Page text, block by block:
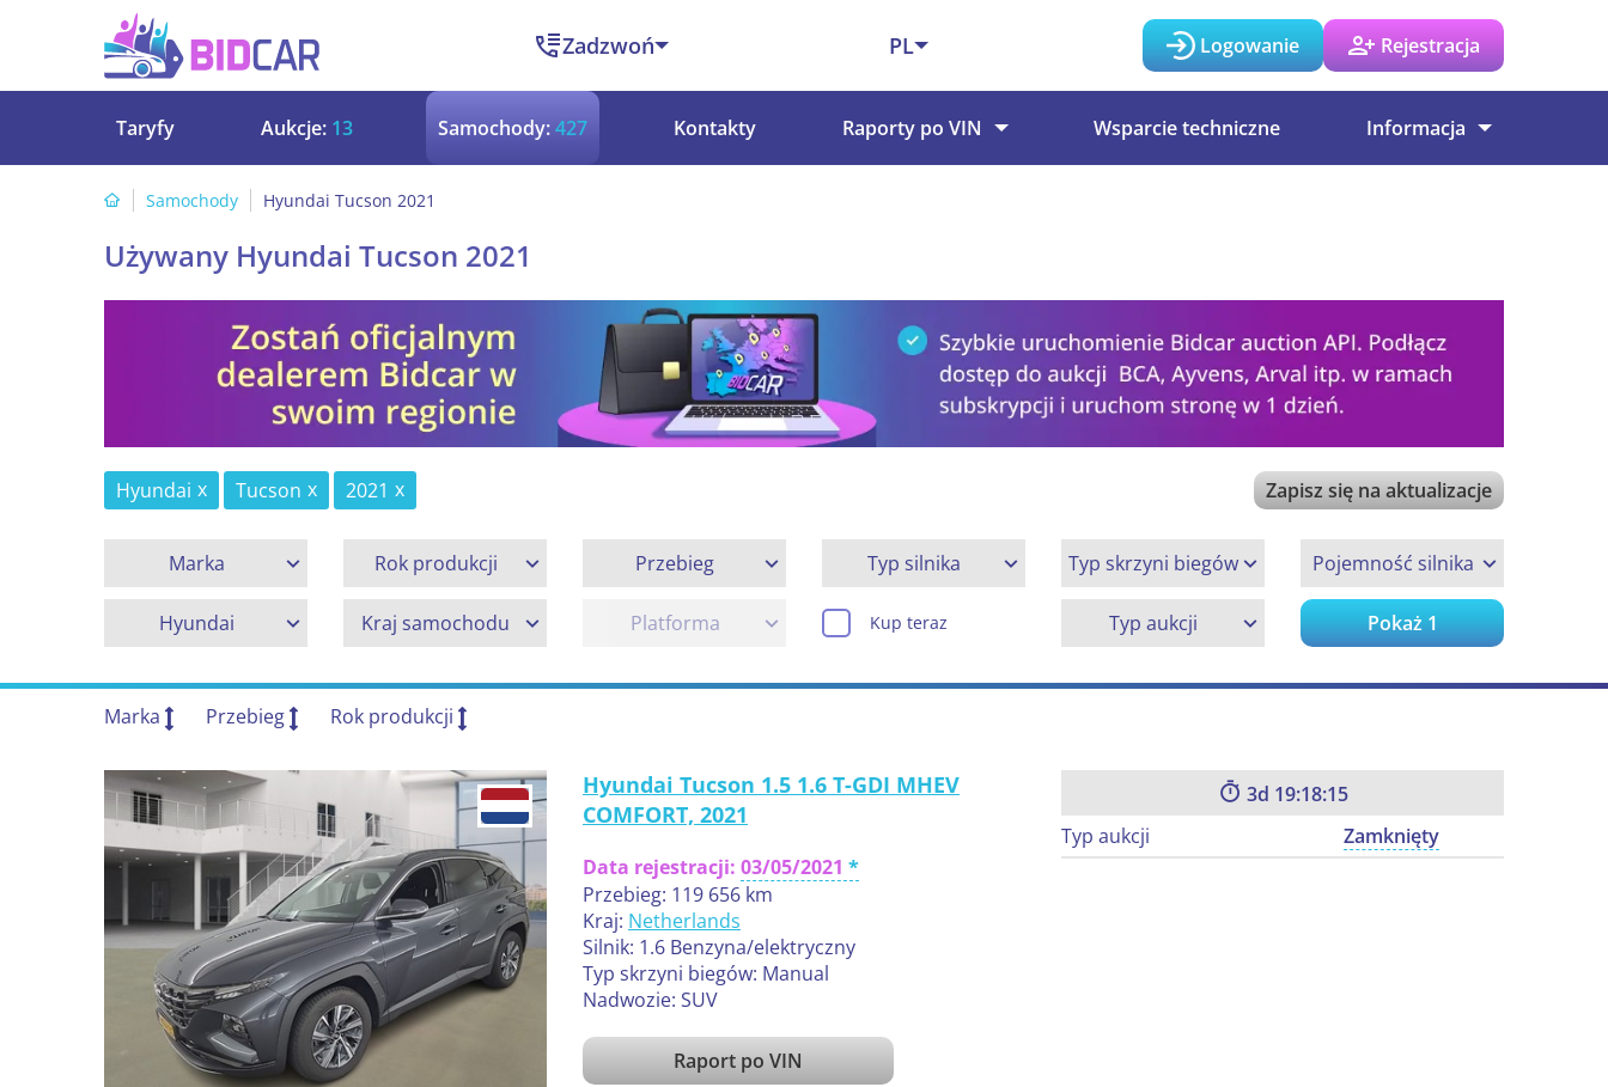
Zadzwoń PL Logowanie Rejestracja
Taryfy Aukcje: 13 Samochody:427 Kontakty Raporty po VIN Wsparcie techniczne Informacja
Samochody Hyundai Tucson 2021
Używany Hyundai Tucson 2021
Hyundai Tucson 2021 Zapisz się na aktualizacje
Marka
Hyundai
Rok produkcji Przebieg Typ silnika Typ skrzyni biegów Pojemność silnika
Kraj samochodu Platforma Kup teraz Typ aukcji Pokaż1
Marka Przebieg Rok produkcji
Hyundai Tucson 1.5 1.6 T-GDI MHEV
COMFORT, 2021
Data rejestracji: 03/05/2021
Przebieg: 119 656 km
Kraj: Netherlands
Silnik: 1.6 Benzyna/elektryczny
Typ skrzyni biegów: Manual
Nadwozie: SUV
Raport po VIN
3
19:18:14
Typ aukcji
Zamknięty